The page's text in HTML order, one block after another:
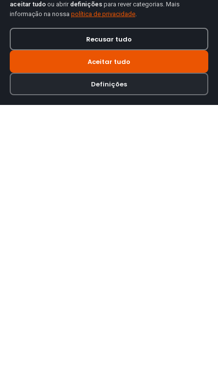
aceitar tudo ou abrir definições para rever categorias. Mais
informação na nossa política de privacidade.
Recusar tudo
Aceitar tudo
Definições